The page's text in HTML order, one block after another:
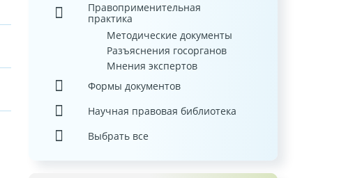
Правоприменительная
практика
Методические документы
Разъяснения госорганов
Мнения экспертов
Формы документов
Научная правовая библиотека
Выбрать все